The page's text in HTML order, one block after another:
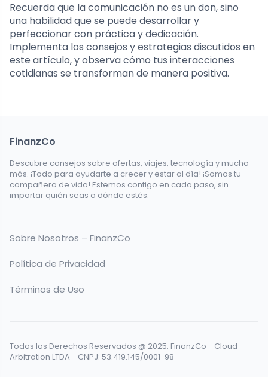
Recuerda que la comunicación no es un don, sino
una habilidad que se puede desarrollar y
perfeccionar con práctica y dedicación.
Implementa los consejos y estrategias discutidos en
este artículo, y observa cómo tus interacciones
cotidianas se transforman de manera positiva.
FinanzCo
Descubre consejos sobre ofertas, viajes, tecnología y mucho
más. ¡Todo para ayudarte a crecer y estar al día! ¡Somos tu
compañero de vida! Estemos contigo en cada paso, sin
importar quién seas o dónde estés.
Sobre Nosotros – FinanzCo
Política de Privacidad
Términos de Uso
Todos los Derechos Reservados @ 2025. FinanzCo - Cloud
Arbitration LTDA - CNPJ: 53.419.145/0001-98